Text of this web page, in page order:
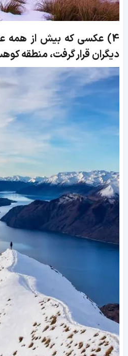
4) عکسی که بیش از همه
دیگران قرار گرفت، منطقه